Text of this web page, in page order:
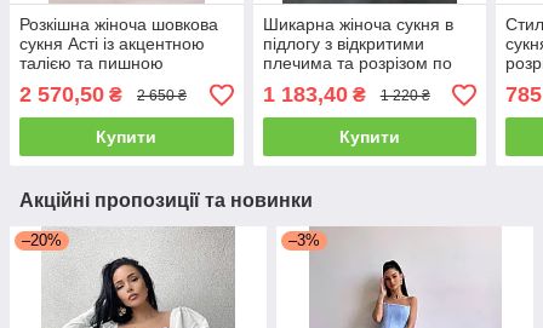
Розкішна жіноча шовкова
сукня Асті із акцентною
талією та пишною
спідницею довжина максі
Smdi7607
2 570,50 ₴ 2 650 ₴
Купити
Шикарна жіноча сукня в
підлогу з відкритими
плечима та розрізом по
нозі Smb9034
1 183,40₴ 1 220 ₴
Купити
Акційні пропозиції та новинки
–20% –3%